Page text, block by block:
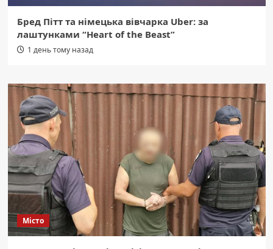
Бред Пітт та німецька вівчарка Uber: за
лаштунками “Heart of the Beast”
1 день тому назад
Місто